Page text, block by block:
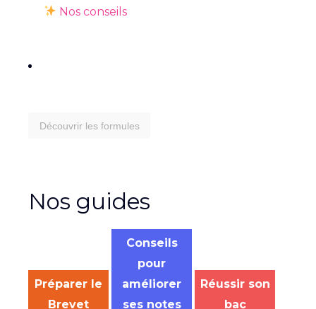
Nos conseils
Découvrir les formules
Nos guides
Préparer le
Brevet
Conseils
pour
améliorer
ses notes
Réussir son
bac